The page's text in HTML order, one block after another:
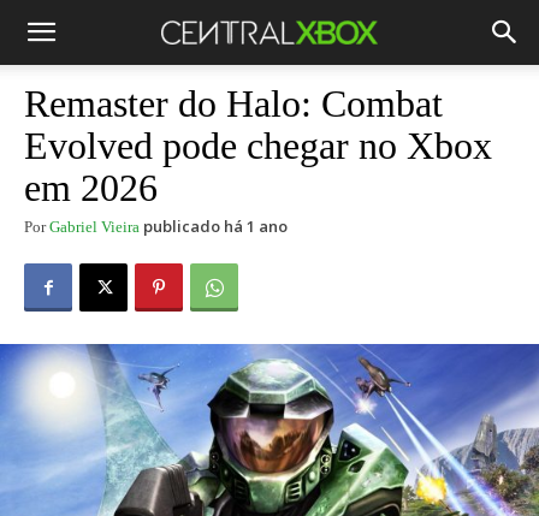
Remaster do Halo: Combat
Evolved pode chegar no Xbox
em 2026
Por Gabriel Vieira publicado há 1 ano